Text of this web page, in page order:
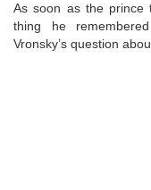
As soon as the prince
thing he
Vronsky’s question